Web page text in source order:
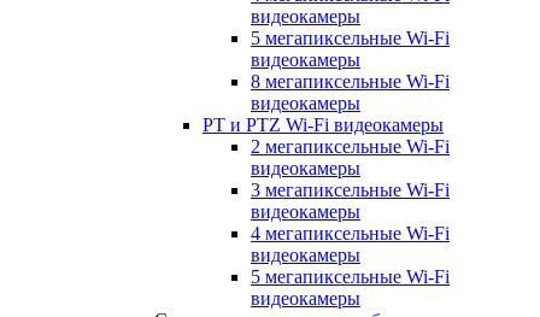
видеокамеры
5 мегапиксельные Wi-Fi
видеокамеры
8 мегапиксельные Wi-Fi
видеокамеры
PT и PTZ Wi-Fi видеокамеры
2 мегапиксельные Wi-Fi
видеокамеры
3 мегапиксельные Wi-Fi
видеокамеры
4 мегапиксельные Wi-Fi
видеокамеры
5 мегапиксельные Wi-Fi
видеокамеры